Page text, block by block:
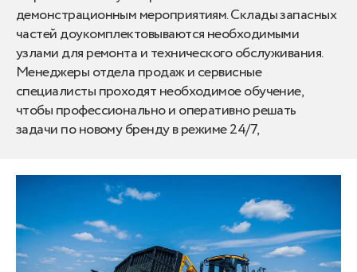
демонстрационным мероприятиям. Склады запасных
частей доукомплектовываются необходимыми
узлами для ремонта и технического обслуживания.
Менеджеры отдела продаж и сервисные
специалисты проходят необходимое обучение,
чтобы профессионально и оперативно решать
задачи по новому бренду в режиме 24/7,